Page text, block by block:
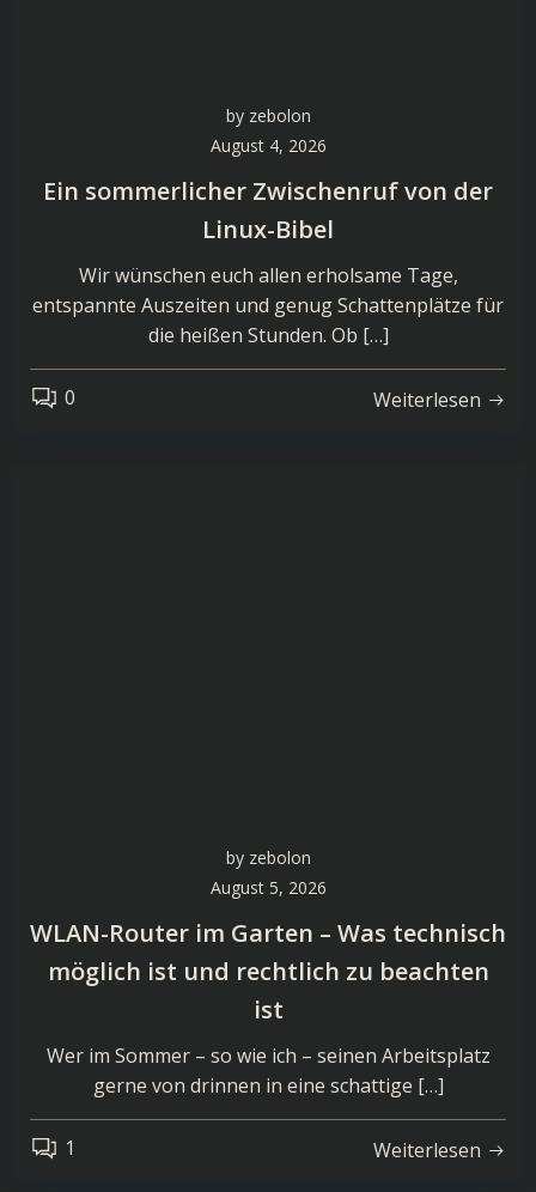
by zebolon
August 4, 2026
Ein sommerlicher Zwischenruf von der
Linux-Bibel
Wir wünschen euch allen erholsame Tage,
entspannte Auszeiten und genug Schattenplätze für
die heißen Stunden. Ob […]
0 Weiterlesen
by zebolon
August 5, 2026
WLAN-Router im Garten – Was technisch
möglich ist und rechtlich zu beachten
ist
Wer im Sommer – so wie ich – seinen Arbeitsplatz
gerne von drinnen in eine schattige […]
1 Weiterlesen